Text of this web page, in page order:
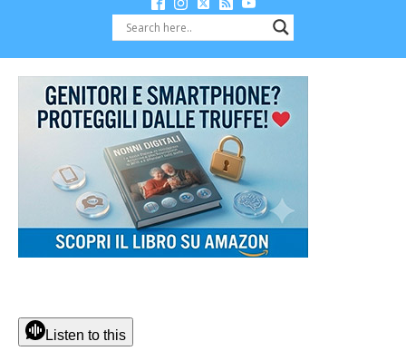
Listen to this